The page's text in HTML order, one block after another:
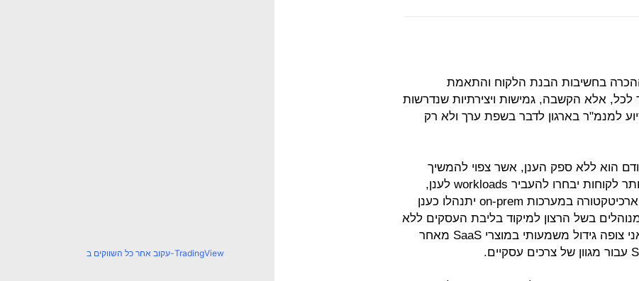
בחשיבות הבנת הלקוח והתאמת
לכל, אלא הקשבה, גמישות ויצירתיות שנדרשות
למנמ"ר בארגון לדבר בשפת ערך ולא רק
הוא ללא ספק הענן, אשר צפוי להמשיך
לגדול בצורה מהירה מאוד, כשיותר ויותר לקוחות יבחרו להעביר workloads לענן,
במקום או בנוסף ל - on prem. גם הארכיטקטורה במערכות on-prem יתנהלו כענן
בשל הרצון למיקוד בליבת העסקים ללא
התעסקות עם "רעשי רקע" ובנוסף, אני צופה גידול משמעותי במוצרי SaaS מאחר
עקוב אחר כל השווקים ב-TradingView